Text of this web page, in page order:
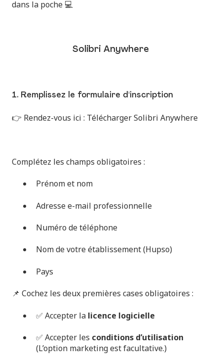
dans la poche 💻
Solibri Anywhere
1. Remplissez le formulaire d'inscription
👉 Rendez-vous ici : Télécharger Solibri Anywhere
Complétez les champs obligatoires :
Prénom et nom
Adresse e-mail professionnelle
Numéro de téléphone
Nom de votre établissement (Hupso)
Pays
📌 Cochez les deux premières cases obligatoires :
✅ Accepter la licence logicielle
✅ Accepter les conditions d’utilisation
(L’option marketing est facultative.)